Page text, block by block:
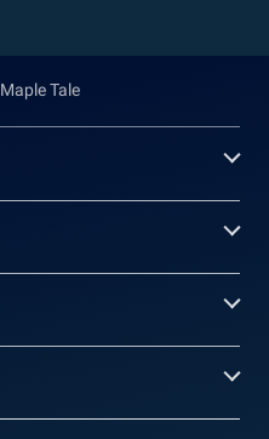
Maple Tale